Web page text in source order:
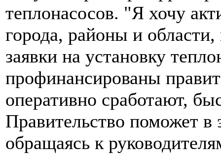
теплонасосов. "Я хочу
города, районы и
заявки на установку
профинансированы
оперативно сработают,
Правительство поможет в
обращаясь к